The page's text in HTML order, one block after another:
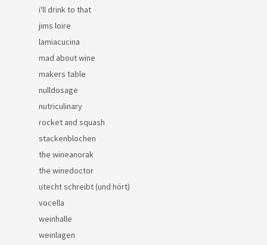
i'll drink to that
jims loire
lamiacucina
mad about wine
makers table
nulldosage
nutriculinary
rocket and squash
stackenblochen
the wineanorak
the winedoctor
utecht schreibt (und hört)
vocella
weinhalle
weinlagen